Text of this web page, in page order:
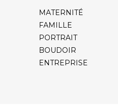
MATERNITÉ
FAMILLE
PORTRAIT
BOUDOIR
ENTREPRISE